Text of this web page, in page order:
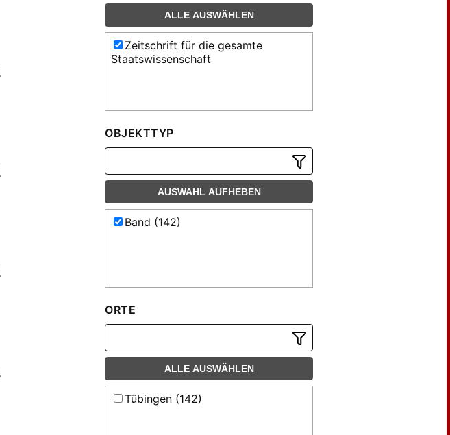
ALLE AUSWÄHLEN
Zeitschrift für die gesamte
Staatswissenschaft
OBJEKTTYP
AUSWAHL AUFHEBEN
Band (142)
ORTE
ALLE AUSWÄHLEN
Tübingen (142)